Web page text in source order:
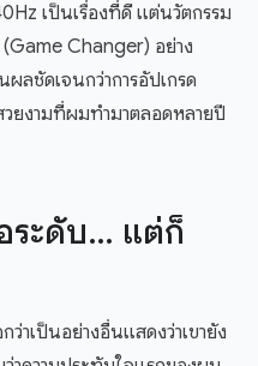
เป็นเรื่องที่ดี แต่นวัตกรรม
Changer) อย่าง
ลชัดเจนกว่าการอัปเกรด
ยงามที่ผมทำมาตลอดหลายปี
ระดับ… แต่ก็
าเป็นอย่างอื่นแสดงว่าเขายัง